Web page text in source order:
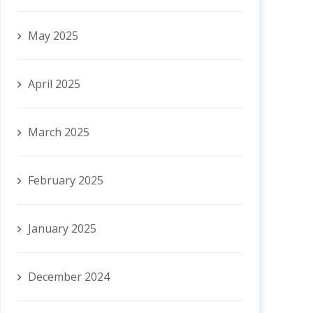
May 2025
April 2025
March 2025
February 2025
January 2025
December 2024